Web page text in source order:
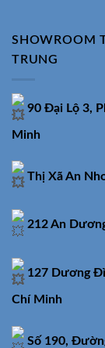
SHOWROOM
TRUNG
90 Đại Lộ 3,
Minh
Thị Xã An
212 An
127 Dương
Chí Minh
Số 190,